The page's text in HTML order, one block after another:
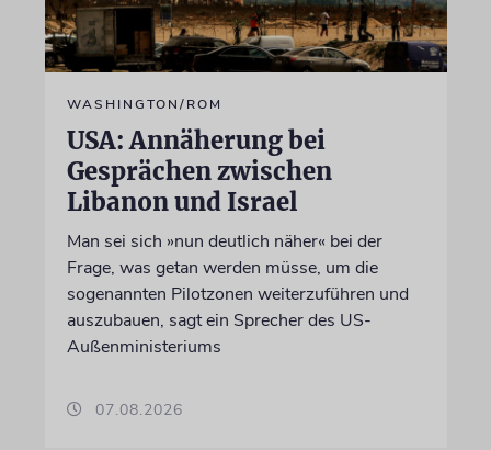
WASHINGTON/ROM
USA: Annäherung bei
Gesprächen zwischen
Libanon und Israel
Man sei sich »nun deutlich näher« bei der
Frage, was getan werden müsse, um die
sogenannten Pilotzonen weiterzuführen und
auszubauen, sagt ein Sprecher des US-
Außenministeriums
07.08.2026